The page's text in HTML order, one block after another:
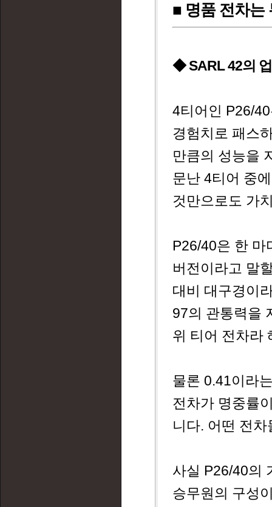
■ 명품 전차는
◆ SARL 42의
4티어인 P26/
경험치로 패스
만큼의 성능을
문난 4티어 중
것만으로도 가
P26/40은 한 마
버전이라고 말
대비 대구경이
97의 관통력을
위 티어 전차라
물론 0.41이라
전차가 명중률
니다. 어떤 전
사실 P26/40의
승무원의 구성